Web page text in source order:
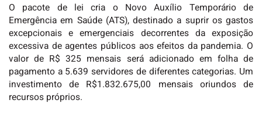
O pacote de lei cria o Novo Auxílio Temporário de
Emergência em Saúde (ATS), destinado a suprir os gastos
excepcionais e emergenciais decorrentes da exposição
excessiva de agentes públicos aos efeitos da pandemia. O
valor de R$ 325 mensais será adicionado em folha de
pagamento a 5.639 servidores de diferentes categorias. Um
investimento de R$1.832.675,00 mensais oriundos de
recursos próprios.